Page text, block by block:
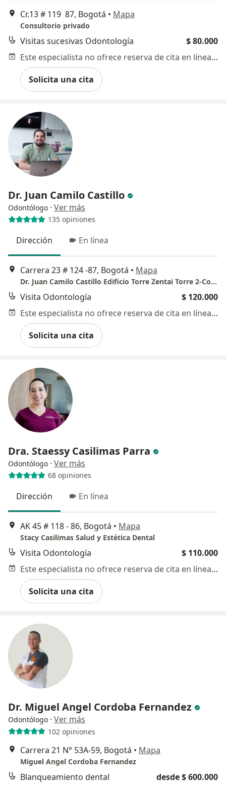
Cr.13 # 119 87, Bogotá • Mapa
Consultorio privado
Visitas sucesivas Odontología
$ 80.000
Este especialista no ofrece reserva de cita en línea en esta dirección.
Solicita una cita
Dr. Juan Camilo Castillo
Odontólogo · Ver más
135 opiniones
Dirección En línea
Carrera 23 # 124 -87, Bogotá • Mapa
Dr. Juan Camilo Castillo Edificio Torre Zentai Torre 2-Consultorio 606
Visita Odontología
$ 120.000
Este especialista no ofrece reserva de cita en línea en esta dirección.
Solicita una cita
Dra. Staessy Casilimas Parra
Odontólogo · Ver más
68 opiniones
Dirección En línea
AK 45 # 118 - 86, Bogotá • Mapa
Stacy Casilimas Salud y Estética Dental
Visita Odontología
$ 110.000
Este especialista no ofrece reserva de cita en línea en esta dirección.
Solicita una cita
Dr. Miguel Angel Cordoba Fernandez
Odontólogo · Ver más
102 opiniones
Carrera 21 N° 53A-59, Bogotá • Mapa
Miguel Angel Cordoba Fernandez
Blanqueamiento dental desde $ 600.000